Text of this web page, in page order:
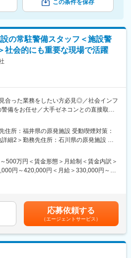
この条件を保存
の常駐警備スタッフ＜施設警
社会的にも重要な現場で活躍
合った業務をしたい方必見◎／社会インフ
備をお任せ／大手ゼネコンとの直接取引
可能／引越し・赴任にかかる交通費・初期
リアにおける原発施設警備の体制強化に
。 「ただ資格を持っているだけ」で終わら
、社会的にも重要な現場で活かしていただ
。
住所：福井県の原発施設 受動喫煙対策：
細2＞勤務先住所：石川県の原発施設 受
500万円＜賃金形態＞月給制＜賃金内訳＞
円～420,000円＜月給＞330,000円～
あります。月給(月額)は固定手当を含めた表
応募依頼する
（エージェントサービス）